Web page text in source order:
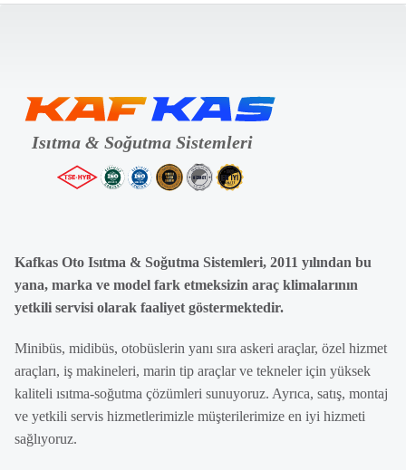
Kafkas Oto Isıtma & Soğutma Sistemleri, 2011 yılından bu
yana, marka ve model fark etmeksizin araç klimalarının
yetkili servisi olarak faaliyet göstermektedir.
Minibüs, midibüs, otobüslerin yanı sıra askeri araçlar, özel hizmet
araçları, iş makineleri, marin tip araçlar ve tekneler için yüksek
kaliteli ısıtma-soğutma çözümleri sunuyoruz. Ayrıca, satış, montaj
ve yetkili servis hizmetlerimizle müşterilerimize en iyi hizmeti
sağlıyoruz.